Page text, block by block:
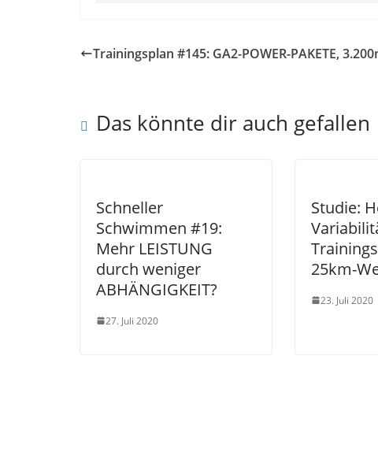
Trainingsplan #145: GA2-POWER-PAKETE,
Das könnte dir auch gefallen
Schneller
Schwimmen #19:
Mehr LEISTUNG
durch weniger
ABHÄNGIGKEIT?
27. Juli 2020
Studie:
25km-
23. Juli 2020